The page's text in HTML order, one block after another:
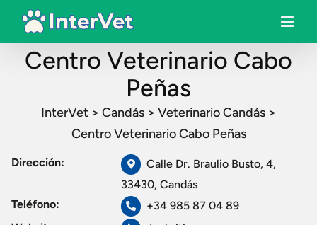
Centro Veterinario Cabo
Peñas
InterVet > Candás > Veterinario Candás >
Centro Veterinario Cabo Peñas
Dirección:
Calle Dr. Braulio Busto, 4,
33430, Candás
Teléfono:
+34 985 87 04 89